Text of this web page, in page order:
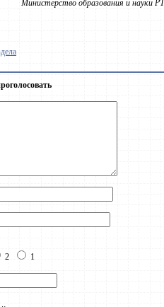
Министерство образования и науки РТ
2 1